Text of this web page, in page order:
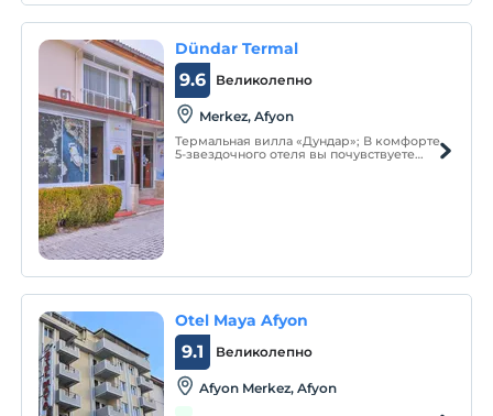
Dündar Termal
Великолепно
9.6
Merkez, Afyon
Термальная вилла «Дундар»; В комфорте
5-звездочного отеля вы почувствуете
Otel Maya Afyon
Великолепно
9.1
Afyon Merkez, Afyon